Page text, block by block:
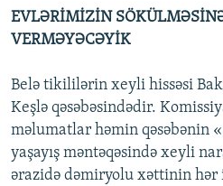
EVLƏRİMİZİN
VERMƏYƏCƏYİK
Belə tikililərin xeyli hissəsi
Keşlə qəsəbəsindədir.
məlumatlar həmin qəsəbənin
yaşayış məntəqəsində xeyli
ərazidə dəmiryolu xəttinin